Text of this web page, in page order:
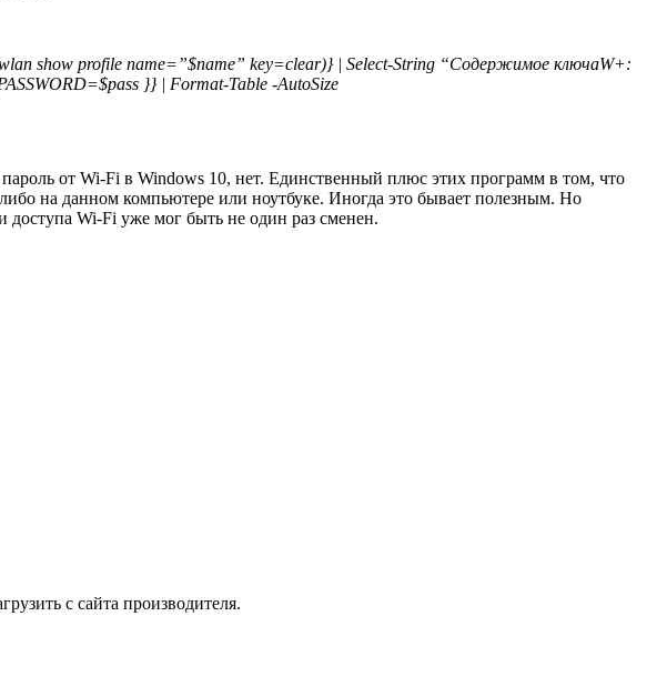
show profile name=”$name” key=clear)} | Select-String “Содержимое ключаW+:
}} | Format-Table -AutoSize
от Wi-Fi в Windows 10, нет. Единственный плюс этих программ в том, что
на данном компьютере или ноутбуке. Иногда это бывает полезным. Но
доступа Wi-Fi уже мог быть не один раз сменен.
с сайта производителя.